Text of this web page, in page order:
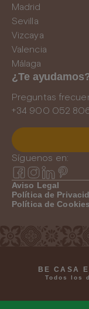
Madrid
Sevilla
Vizcaya
Valencia
Málaga
¿Te
Preguntas
+34 900 052
Aviso Legal
Política de
Política de Cookies
Síguenos en:
BE CASA
Todos los